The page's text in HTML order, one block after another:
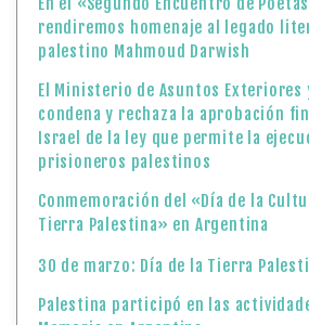
rendiremos homenaje al legado
palestino Mahmoud Darwish
El Ministerio de Asuntos Exteriores
condena y rechaza la aprobación
Israel de la ley que permite la
prisioneros palestinos
Conmemoración del «Día de la
Tierra Palestina» en Argentina
30 de marzo: Día de la Tierra
Palestina participó en las